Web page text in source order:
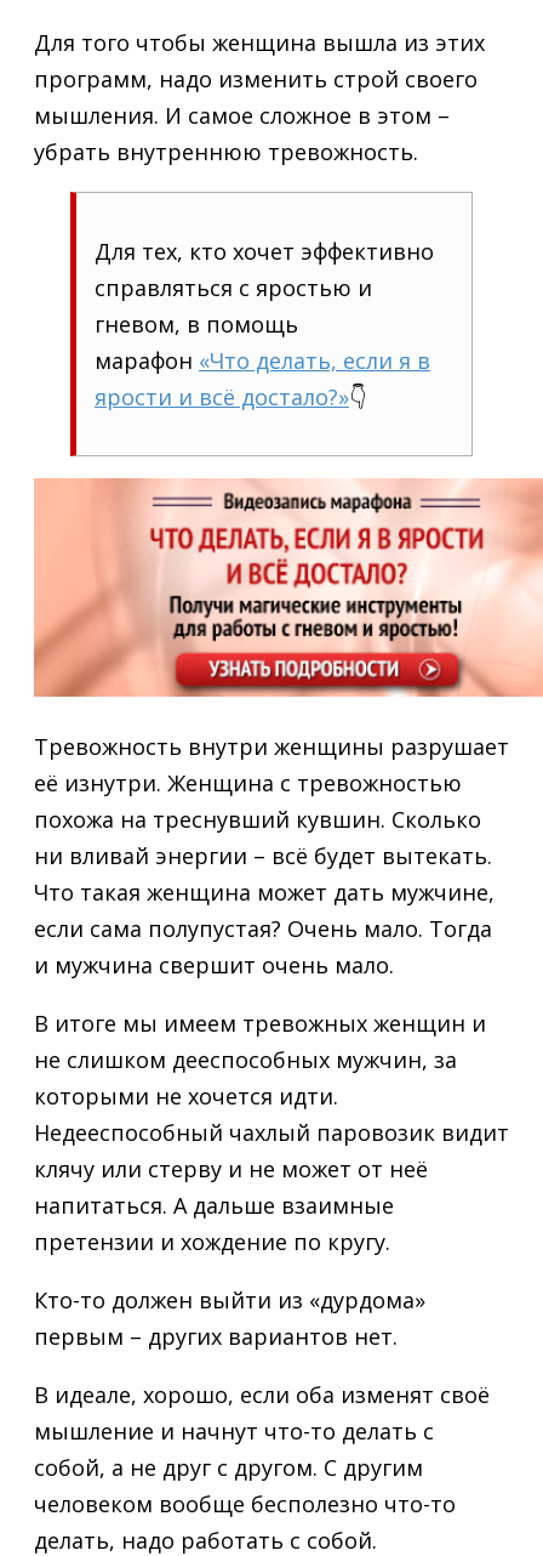
Для того чтобы женщина вышла из этих
программ, надо изменить строй своего
мышления. И самое сложное в этом –
убрать внутреннюю тревожность.
Для тех, кто хочет эффективно
справляться с яростью и
гневом, в помощь
марафон «Что делать, если я в
ярости и всё достало?»👇
Тревожность внутри женщины разрушает
её изнутри. Женщина с тревожностью
похожа на треснувший кувшин. Сколько
ни вливай энергии – всё будет вытекать.
Что такая женщина может дать мужчине,
если сама полупустая? Очень мало. Тогда
и мужчина свершит очень мало.
В итоге мы имеем тревожных женщин и
не слишком дееспособных мужчин, за
которыми не хочется идти.
Недееспособный чахлый паровозик видит
клячу или стерву и не может от неё
напитаться. А дальше взаимные
претензии и хождение по кругу.
Кто-то должен выйти из «дурдома»
первым – других вариантов нет.
В идеале, хорошо, если оба изменят своё
мышление и начнут что-то делать с
собой, а не друг с другом. С другим
человеком вообще бесполезно что-то
делать, надо работать с собой.